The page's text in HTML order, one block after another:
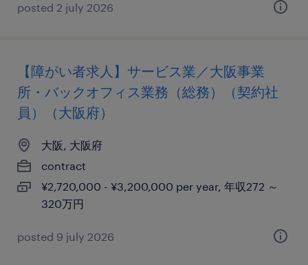
posted 2 july 2026
【障がい者求人】サービス業／大阪事業
所・バックオフィス業務（総務）（契約社
員）（大阪府）
大阪, 大阪府
contract
¥2,720,000 - ¥3,200,000 per year, 年収272 ～
320万円
posted 9 july 2026